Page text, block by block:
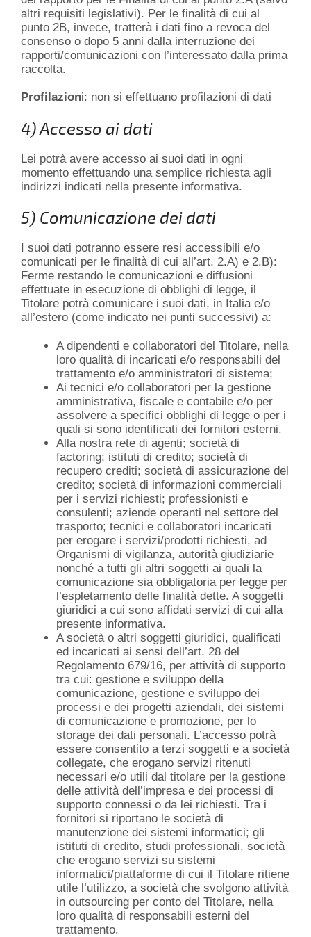
altri requisiti legislativi). Per le finalità di cui al
punto 2B, invece, tratterà i dati fino a revoca del
consenso o dopo 5 anni dalla interruzione dei
rapporti/comunicazioni con l’interessato dalla prima
raccolta.
Profilazioni: non si effettuano profilazioni di dati
4) Accesso ai dati
Lei potrà avere accesso ai suoi dati in ogni
momento effettuando una semplice richiesta agli
indirizzi indicati nella presente informativa.
5) Comunicazione dei dati
I suoi dati potranno essere resi accessibili e/o
comunicati per le finalità di cui all’art. 2.A) e 2.B):
Ferme restando le comunicazioni e diffusioni
effettuate in esecuzione di obblighi di legge, il
Titolare potrà comunicare i suoi dati, in Italia e/o
all’estero (come indicato nei punti successivi) a:
A dipendenti e collaboratori del Titolare, nella
loro qualità di incaricati e/o responsabili del
trattamento e/o amministratori di sistema;
Ai tecnici e/o collaboratori per la gestione
amministrativa, fiscale e contabile e/o per
assolvere a specifici obblighi di legge o per i
quali si sono identificati dei fornitori esterni.
Alla nostra rete di agenti; società di
factoring; istituti di credito; società di
recupero crediti; società di assicurazione del
credito; società di informazioni commerciali
per i servizi richiesti; professionisti e
consulenti; aziende operanti nel settore del
trasporto; tecnici e collaboratori incaricati
per erogare i servizi/prodotti richiesti, ad
Organismi di vigilanza, autorità giudiziarie
nonché a tutti gli altri soggetti ai quali la
comunicazione sia obbligatoria per legge per
l’espletamento delle finalità dette. A soggetti
giuridici a cui sono affidati servizi di cui alla
presente informativa.
A società o altri soggetti giuridici, qualificati
ed incaricati ai sensi dell’art. 28 del
Regolamento 679/16, per attività di supporto
tra cui: gestione e sviluppo della
comunicazione, gestione e sviluppo dei
processi e dei progetti aziendali, dei sistemi
di comunicazione e promozione, per lo
storage dei dati personali. L’accesso potrà
essere consentito a terzi soggetti e a società
collegate, che erogano servizi ritenuti
necessari e/o utili dal titolare per la gestione
delle attività dell’impresa e dei processi di
supporto connessi o da lei richiesti. Tra i
fornitori si riportano le società di
manutenzione dei sistemi informatici; gli
istituti di credito, studi professionali, società
che erogano servizi su sistemi
informatici/piattaforme di cui il Titolare ritiene
utile l’utilizzo, a società che svolgono attività
in outsourcing per conto del Titolare, nella
loro qualità di responsabili esterni del
trattamento.